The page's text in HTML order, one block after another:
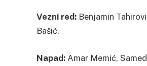
Vezni red: Benjamin
Bašić.
Napad: Amar Memić,